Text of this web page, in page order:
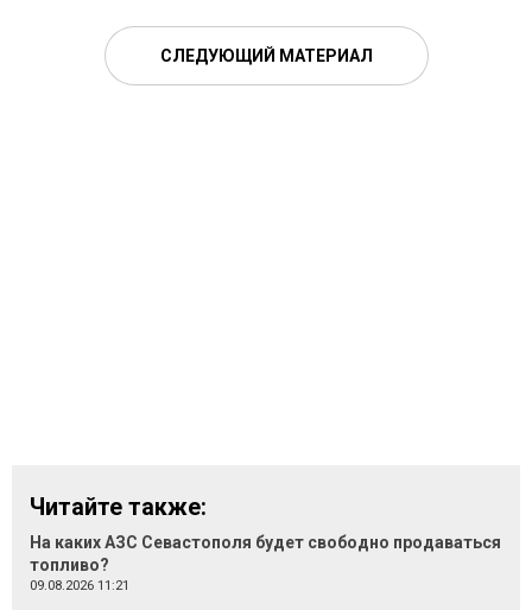
СЛЕДУЮЩИЙ МАТЕРИАЛ
Читайте также:
На каких АЗС Севастополя будет свободно продаваться
топливо?
09.08.2026 11:21